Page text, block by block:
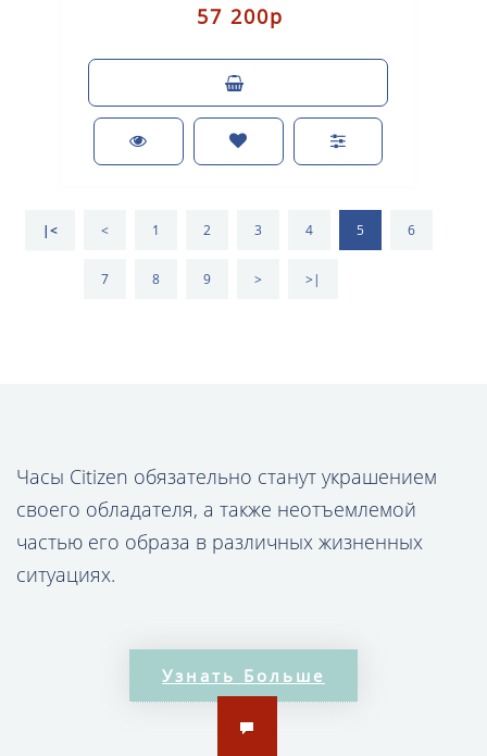
57 200р
|< < 1 2 3 4 5 6
7 8 9 > >|
Часы Citizen обязательно станут украшением
своего обладателя, а также неотъемлемой
частью его образа в различных жизненных
ситуациях.
найдёте дешевые модели. Это связано, главным
образом, с дорогими механизмами,
Узнать Больше